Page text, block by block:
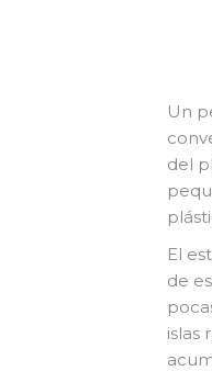
Un
del
El
de
islas